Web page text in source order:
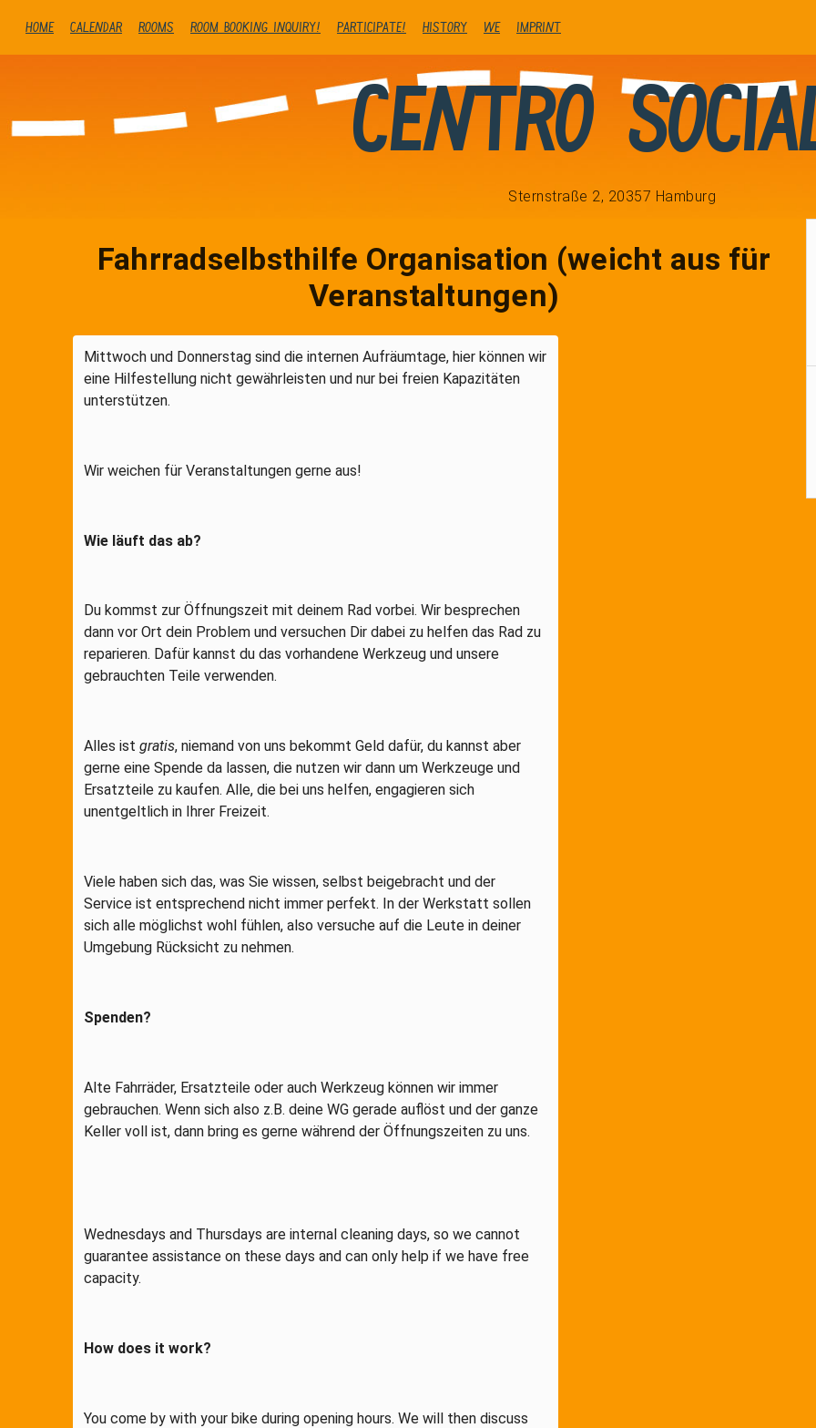
Home Calendar Rooms Room booking inquiry! Participate! history We Imprint
Centro
Sternstraße 2, 20357 Hamburg
Fahrradselbsthilfe Organisation (weicht aus für
Veranstaltungen)
Mittwoch und Donnerstag sind die internen Aufräumtage, hier können wir
eine Hilfestellung nicht gewährleisten und nur bei freien Kapazitäten
unterstützen.
Wir weichen für Veranstaltungen gerne aus!
Wie läuft das ab?
Du kommst zur Öffnungszeit mit deinem Rad vorbei. Wir besprechen
dann vor Ort dein Problem und versuchen Dir dabei zu helfen das Rad zu
reparieren. Dafür kannst du das vorhandene Werkzeug und unsere
gebrauchten Teile verwenden.
Alles ist gratis, niemand von uns bekommt Geld dafür, du kannst aber
gerne eine Spende da lassen, die nutzen wir dann um Werkzeuge und
Ersatzteile zu kaufen. Alle, die bei uns helfen, engagieren sich
unentgeltlich in Ihrer Freizeit.
Viele haben sich das, was Sie wissen, selbst beigebracht und der
Service ist entsprechend nicht immer perfekt. In der Werkstatt sollen
sich alle möglichst wohl fühlen, also versuche auf die Leute in deiner
Umgebung Rücksicht zu nehmen.
Spenden?
Alte Fahrräder, Ersatzteile oder auch Werkzeug können wir immer
gebrauchen. Wenn sich also z.B. deine WG gerade auflöst und der ganze
Keller voll ist, dann bring es gerne während der Öffnungszeiten zu uns.
Wednesdays and Thursdays are internal cleaning days, so we cannot
guarantee assistance on these days and can only help if we have free
capacity.
How does it work?
You come by with your bike during opening hours. We will then discuss